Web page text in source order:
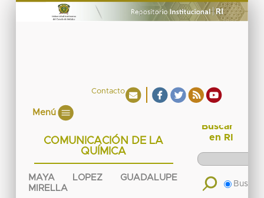
Contacto
Menú
COMUNICACIÓN DE LA
QUÍMICA
MAYA LOPEZ GUADALUPE
MIRELLA
Buscar
en RI
Buscar